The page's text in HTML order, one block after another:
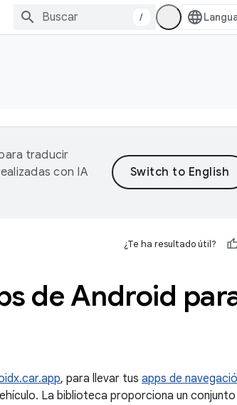
/
traducir
con IA
¿Te ha resultado útil?
de Android
, para llevar tus apps de
La biblioteca proporciona un